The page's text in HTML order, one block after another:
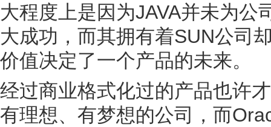
大程度上是因为JAVA并未为公
大成功，而其拥有着SUN公司
价值决定了一个产品的未来。
经过商业格式化过的产品也许
有理想、有梦想的公司，而